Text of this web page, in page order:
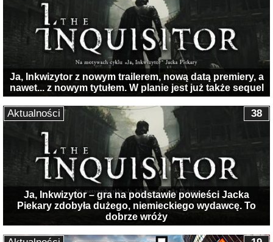
Ja, Inkwizytor z nowym trailerem, nową datą premiery, a
nawet... z nowym tytułem. W planie jest już także sequel
Ja, Inkwizytor – gra na podstawie powieści Jacka
Piekary zdobyła dużego, niemieckiego wydawcę. To
dobrze wróży
38
Aktualności